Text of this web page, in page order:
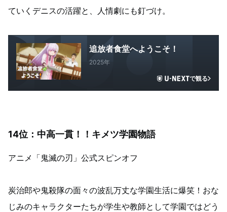
ていくデニスの活躍と、人情劇にも釘づけ。
追放者食堂へようこそ！
2025年
で観る
14位：中高一貫！！キメツ学園物語
アニメ「鬼滅の刃」公式スピンオフ
炭治郎や鬼殺隊の面々の波乱万丈な学園生活に爆笑！おな
じみのキャラクターたちが学生や教師として学園ではどう